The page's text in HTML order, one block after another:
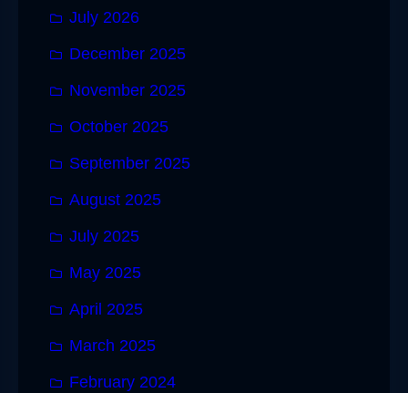
July 2026
December 2025
November 2025
October 2025
September 2025
August 2025
July 2025
May 2025
April 2025
March 2025
February 2024